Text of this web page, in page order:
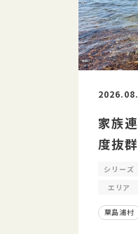
家族
度抜
シリーズ
エリア
粟島浦村